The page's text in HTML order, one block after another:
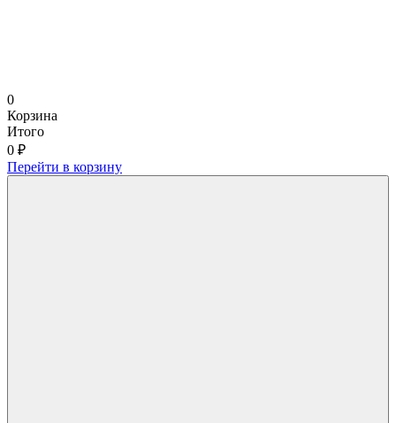
0
Корзина
Итого
0 ₽
Перейти в корзину